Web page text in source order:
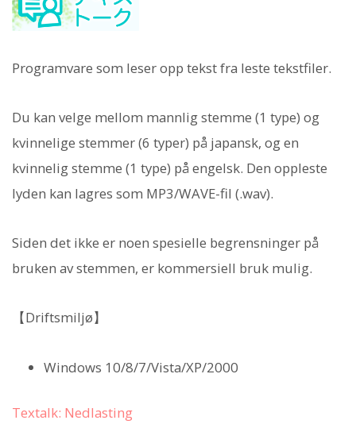
Programvare som leser opp tekst fra leste tekstfiler.
Du kan velge mellom mannlig stemme (1 type) og
kvinnelige stemmer (6 typer) på japansk, og en
kvinnelig stemme (1 type) på engelsk. Den oppleste
lyden kan lagres som MP3/WAVE-fil (.wav).
Siden det ikke er noen spesielle begrensninger på
bruken av stemmen, er kommersiell bruk mulig.
【Driftsmiljø】
Windows 10/8/7/Vista/XP/2000
Textalk: Nedlasting